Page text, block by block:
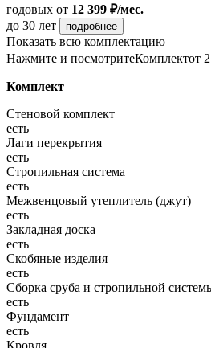
годовых от 12 399 ₽/мес.
до 30 лет
подробнее
Показать всю комплектацию
Нажмите и посмотритеКомплектот
Комплект
Стеновой комплект
есть
Лаги перекрытия
есть
Стропильная система
есть
Межвенцовый утеплитель (джут)
есть
Закладная доска
есть
Скобяные изделия
есть
Сборка сруба и стропильной
есть
Фундамент
есть
Кровля